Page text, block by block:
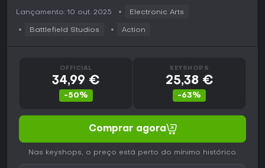
Lançamento: 10 out. 2025 Electronic Arts
Battlefield Studios Action
OFFICIAL
34,99 €
-50%
KEYSHOPS
25,38 €
-63%
Comprar agora
Nas keyshops, o preço está perto do mínimo histórico.